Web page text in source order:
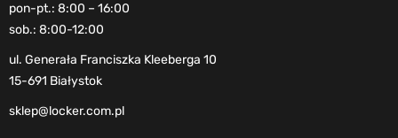
pon-pt.: 8:00 – 16:00
sob.: 8:00-12:00
ul. Generała Franciszka Kleeberga 10
15-691 Białystok
sklep@locker.com.pl